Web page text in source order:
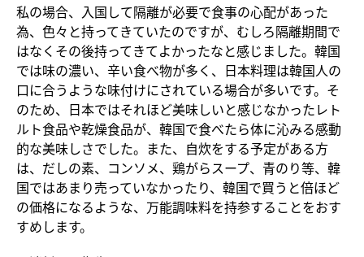
私の場合、入国して隔離が必要で食事の心配があった
為、色々と持ってきていたのですが、むしろ隔離期間で
はなくその後持ってきてよかったなと感じました。韓国
では味の濃い、辛い食べ物が多く、日本料理は韓国人の
口に合うような味付けにされている場合が多いです。そ
のため、日本ではそれほど美味しいと感じなかったレト
ルト食品や乾燥食品が、韓国で食べたら体に沁みる感動
的な美味しさでした。また、自炊をする予定がある方
は、だしの素、コンソメ、鶏がらスープ、青のり等、韓
国ではあまり売っていなかったり、韓国で買うと倍ほど
の価格になるような、万能調味料を持参することをおす
すめします。